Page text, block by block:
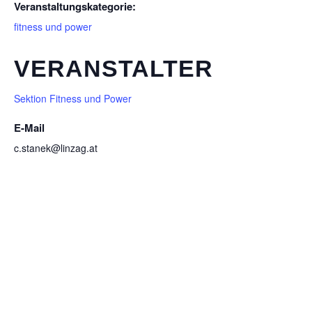
Veranstaltungskategorie:
fitness und power
VERANSTALTER
Sektion Fitness und Power
E-Mail
c.stanek@linzag.at